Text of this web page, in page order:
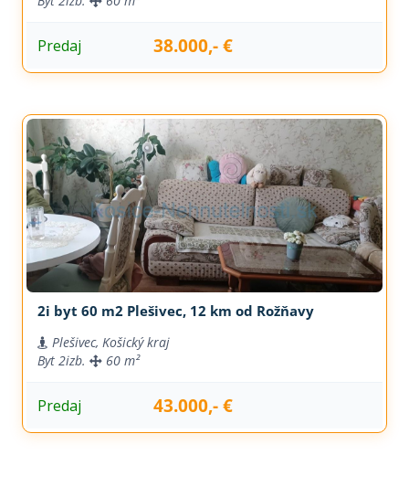
Predaj 38.000,- €
2i byt 60 m2 Plešivec, 12 km od Rožňavy
Plešivec, Košický kraj
Byt 2izb. 60 m²
Predaj 43.000,- €